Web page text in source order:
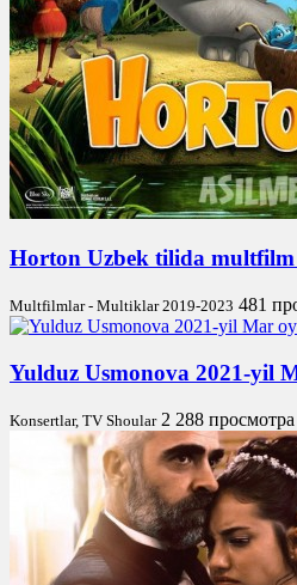
Horton Uzbek tilida
Multfilmlar - Multiklar 2019-2023 481
Yulduz Usmonova 2021-yil
Konsertlar, TV Shoular 2 288 просмотра